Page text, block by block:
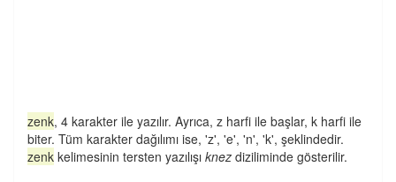
zenk, 4 karakter ile yazılır. Ayrıca, z harfi ile başlar, k harfi ile
biter. Tüm karakter dağılımı ise, 'z', 'e', 'n', 'k', şeklindedir.
zenk kelimesinin tersten yazılışı knez diziliminde gösterilir.